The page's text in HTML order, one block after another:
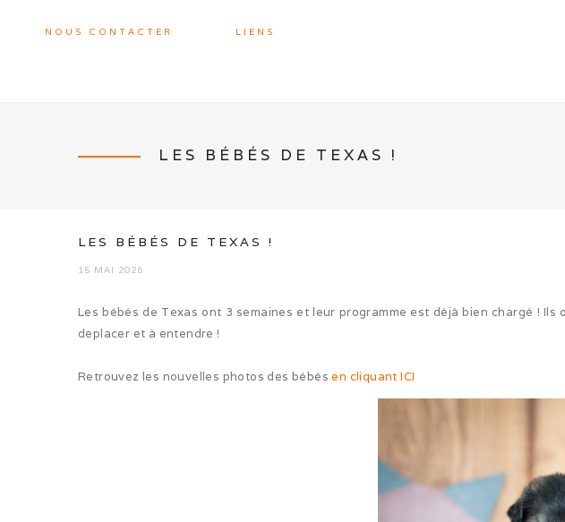
NOUS CONTACTER LIENS
LES BÉBÉS DE TEXAS !
LES BÉBÉS DE TEXAS !
15 MAI 2026
Les bébés de Texas ont 3 semaines et leur programme est déjà bien chargé !
deplacer et à entendre !
Retrouvez les nouvelles photos des bébésen cliquant ICI